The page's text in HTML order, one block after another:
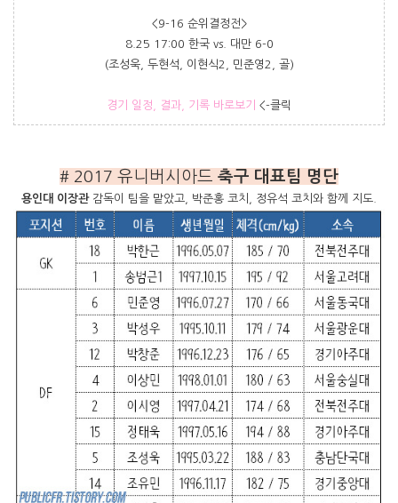
<9-16 순위결정전>
8.25 17:00 한국 vs. 대만 6-0
(조성욱, 두현석, 이현식2, 민준영2, 골)
경기 일정, 결과, 기록 바로보기 <-클릭
# 2017 유니버시아드 축구 대표팀 명단
용인대 이장관 감독이 팀을 맡았고, 박준홍 코치, 정유석 코치와 함께 지도.